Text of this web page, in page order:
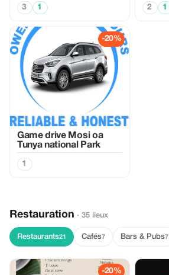
3 1 2 1
-20%
Game drive Mosi oa
Tunya national Park
1
Restauration · 35 lieux
Restaurants21 Cafés7 Bars & Pubs7
-20%